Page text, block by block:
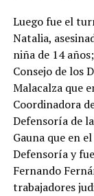
Luego fue el
Natalia,
niña de 14
Consejo de los
Malacalza que
Coordinadora
Defensoría de
Gauna que en
Defensoría y
Fernando
trabajadores